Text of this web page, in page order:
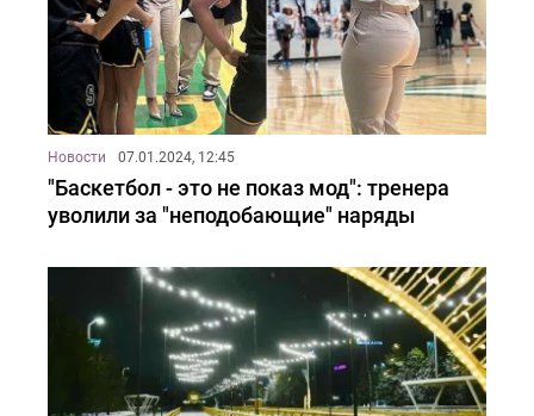
Новости 07.01.2024, 12:45
"Баскетбол - это не показ мод": тренера
уволили за "неподобающие" наряды